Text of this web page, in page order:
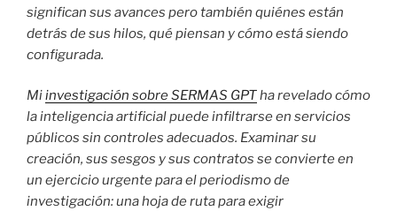
significan sus avances pero también quiénes están
detrás de sus hilos, qué piensan y cómo está siendo
configurada.
Miinvestigación sobre SERMAS GPTha revelado cómo
la inteligencia artificial puede infiltrarse en servicios
públicos sin controles adecuados. Examinar su
creación, sus sesgos y sus contratos se convierte en
un ejercicio urgente para el periodismo de
investigación: una hoja de ruta para exigir